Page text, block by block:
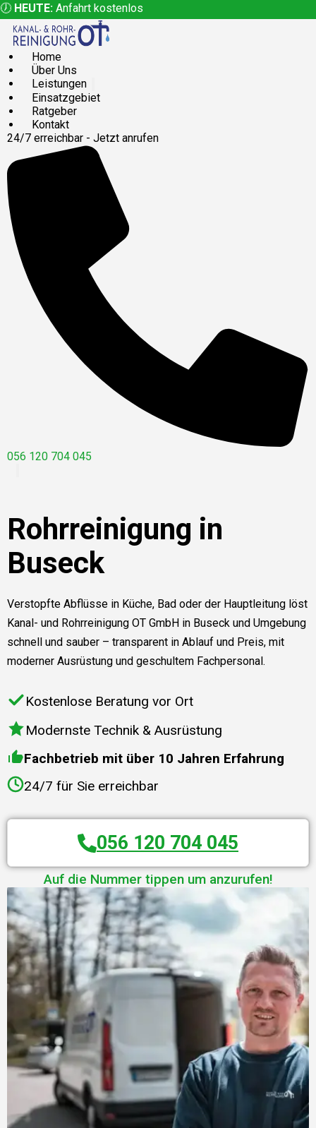
🕖 HEUTE: Anfahrt kostenlos
Home
Über Uns
Leistungen
Einsatzgebiet
Ratgeber
Kontakt
24/7 erreichbar - Jetzt anrufen
056 120 704 045
Rohrreinigung in
Buseck
Verstopfte Abflüsse in Küche, Bad oder der Hauptleitung löst
Kanal- und Rohrreinigung OT GmbH in Buseck und Umgebung
schnell und sauber – transparent in Ablauf und Preis, mit
moderner Ausrüstung und geschultem Fachpersonal.
Kostenlose Beratung vor Ort
Modernste Technik & Ausrüstung
Fachbetrieb mit über 10 Jahren Erfahrung
24/7 für Sie erreichbar
056 120 704 045
Auf die Nummer tippen um anzurufen!